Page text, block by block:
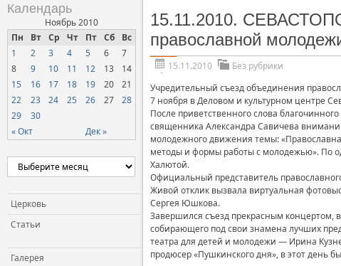
Календарь
Ноябрь 2010
Пн
Вт Ср Чт Пт Сб Вс
« Окт Дек »
1 2 3 4 5 6
7
8
9 10 11 12 13
14
15
16 17 18 19 20
21
22
23 24 25 26 27
28
29
30
Церковь
Статьи
Галерея
15.11.2010.
православной
15.11.2010
Без рубрики
Учредительный съезд объединения
7 ноября в Деловом и культурном центре
После приветственного слова
священника Александра Савичева
молодежного движения темы:
методы и формы работы с молодежью». По
Халютой.
Официальный представитель
Живой отклик вызвала виртуальная
Сергея Юшкова.
Завершился съезд прекрасным концертом,
собирающего под свои знамена лучших
театра для детей и молодежи — Ирина
продюсер «Пушкинского дня», в этот день